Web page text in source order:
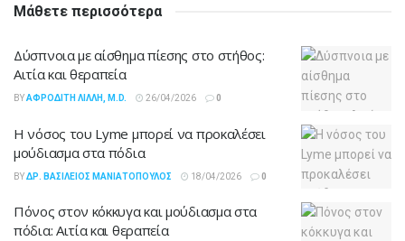
Μάθετε περισσότερα
Δύσπνοια με αίσθημα πίεσης στο στήθος:
Αιτία και θεραπεία
BYΑΦΡΟΔΊΤΗ ΛΙΛΛΉ, M.D. 26/04/2026 0
Η νόσος του Lyme μπορεί να προκαλέσει
μούδιασμα στα πόδια
BYΔΡ. ΒΑΣΊΛΕΙΟΣ ΜΑΝΙΑΤΌΠΟΥΛΟΣ 18/04/2026 0
Πόνος στον κόκκυγα και μούδιασμα στα
πόδια: Αιτία και θεραπεία